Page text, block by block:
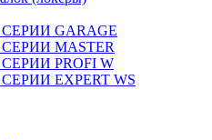
GARAGE
MASTER
PROFI W
EXPERT WS